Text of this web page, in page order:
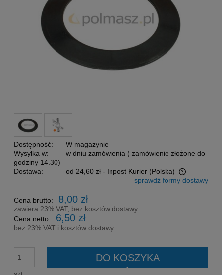
Dostępność:
W magazynie
Wysyłka w:
w dniu zamówienia ( zamówienie złożone do
godziny 14.30)
Dostawa:
od 24,60 zł - Inpost Kurier (Polska)
Cena nie zawiera ewentualnych kosztów płatnościsprawdź formy dostawy
Cena brutto: 8,00 zł
zawiera 23% VAT, bez kosztów dostawy
Cena netto:
6,50 zł
bez 23% VAT i kosztów dostawy
DO KOSZYKA